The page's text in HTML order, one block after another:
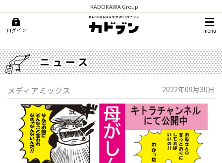
KADOKAWA Group
ログイン menu
ニュース
メディアミックス 2022年09月30日